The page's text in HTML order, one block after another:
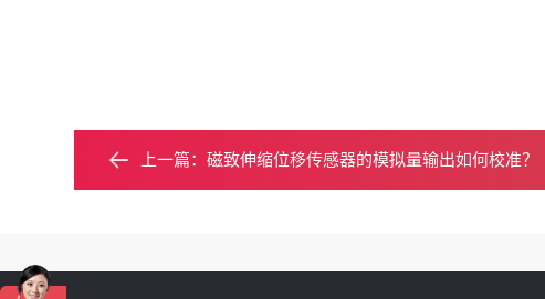
上一篇：磁致伸缩位移传感器的模拟量输出如何校准？